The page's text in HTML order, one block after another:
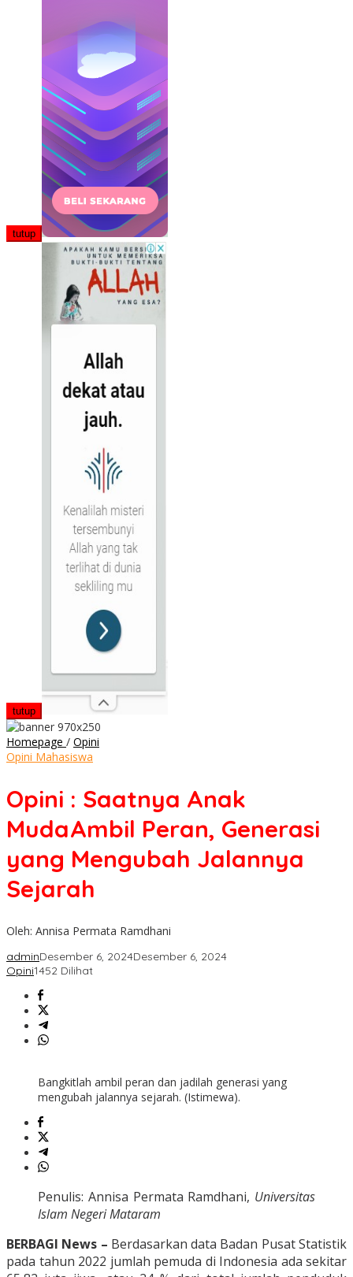
tutup
tutup
Homepage / Opini
MudaAmbil
Generasi
Mengubah
Jalannya
Opini Mahasiswa
Opini : Saatnya Anak
MudaAmbil Peran, Generasi
yang Mengubah Jalannya
Sejarah
Oleh: Annisa Permata Ramdhani
adminDesember 6, 2024Desember 6, 2024
Opini1452 Dilihat
Bangkitlah ambil peran dan jadilah generasi yang
mengubah jalannya sejarah. (Istimewa).
Penulis: Annisa Permata Ramdhani, Universitas
Islam Negeri Mataram
BERBAGI News – Berdasarkan data Badan Pusat Statistik
pada tahun 2022 jumlah pemuda di Indonesia ada sekitar